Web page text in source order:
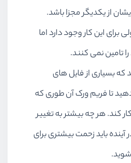
از یکدیگر مجزا باشد.
برای این کار وجود دارد اما
تامین نمی کنند.
که بسیاری از فایل های
تا فریم ورک آن طوری که
کند. هر چه بیشتر به تغییر
آینده باید زحمت بیشتری برای